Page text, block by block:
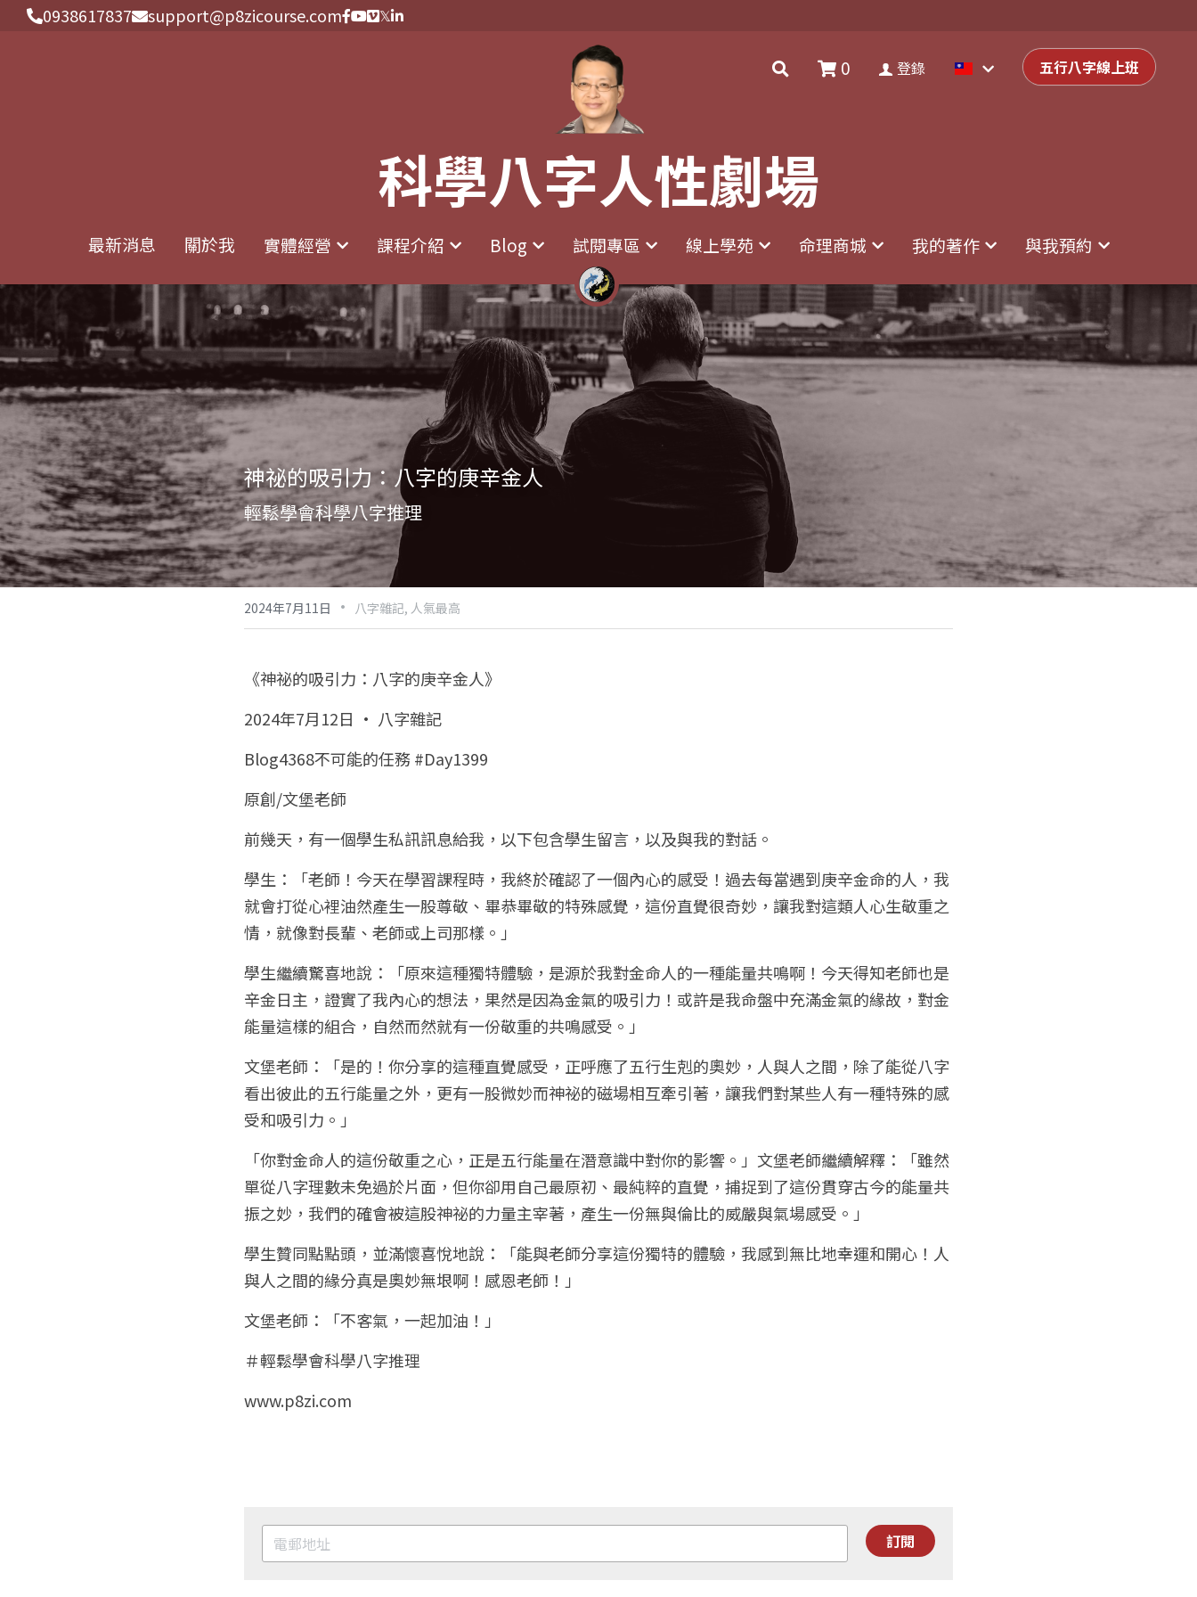
0938617837 support@p8zicourse.com
科學八字人性劇場
最新消息 關於我 實體經營 課程介紹 Blog 試閱專區 線上學苑 命理商城 我的著作 與我預約
0 登錄 五行八字線上班
0938617837 support@p8zicourse.com
科學八字人性劇場
最新消息 關於我 實體經營 課程介紹 Blog 試閱專區 線上學苑 命理商城 我的著作 與我預約
0 登錄 五行八字線上班
神祕的吸引力：八字的庚辛金人
輕鬆學會科學八字推理
2024年7月11日 · 八字雜記, 人氣最高
《神祕的吸引力：八字的庚辛金人》
2024年7月12日 · 八字雜記
Blog4368不可能的任務 #Day1399
原創/文堡老師
前幾天，有一個學生私訊訊息給我，以下包含學生留言，以及與我的對話。
學生：「老師！今天在學習課程時，我終於確認了一個內心的感受！過去每當遇到庚辛金命的人，我
就會打從心裡油然產生一股尊敬、畢恭畢敬的特殊感覺，這份直覺很奇妙，讓我對這類人心生敬重之
情，就像對長輩、老師或上司那樣。」
學生繼續驚喜地說：「原來這種獨特體驗，是源於我對金命人的一種能量共鳴啊！今天得知老師也是
辛金日主，證實了我內心的想法，果然是因為金氣的吸引力！或許是我命盤中充滿金氣的緣故，對金
能量這樣的組合，自然而然就有一份敬重的共鳴感受。」
文堡老師：「是的！你分享的這種直覺感受，正呼應了五行生剋的奧妙，人與人之間，除了能從八字
看出彼此的五行能量之外，更有一股微妙而神祕的磁場相互牽引著，讓我們對某些人有一種特殊的感
受和吸引力。」
「你對金命人的這份敬重之心，正是五行能量在潛意識中對你的影響。」文堡老師繼續解釋：「雖然
單從八字理數未免過於片面，但你卻用自己最原初、最純粹的直覺，捕捉到了這份貫穿古今的能量共
振之妙，我們的確會被這股神祕的力量主宰著，產生一份無與倫比的威嚴與氣場感受。」
學生贊同點點頭，並滿懷喜悅地說：「能與老師分享這份獨特的體驗，我感到無比地幸運和開心！人
與人之間的緣分真是奧妙無垠啊！感恩老師！」
文堡老師：「不客氣，一起加油！」
＃輕鬆學會科學八字推理
www.p8zi.com
訂閱